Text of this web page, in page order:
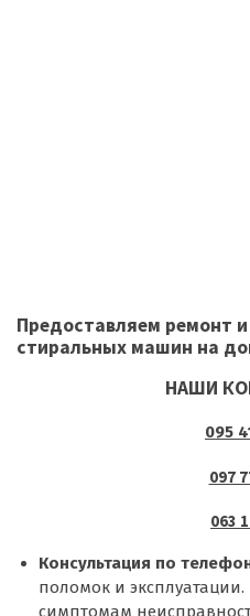
Предоставляем ремонт
стиральных машин на
НАШИ
095
097
063
Консультация по
поломок и